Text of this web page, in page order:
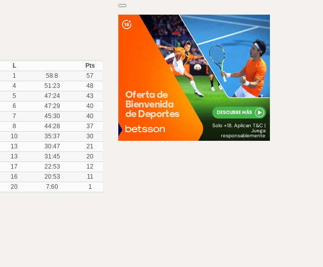
L
Pts
1 58:8
57
4 51:23
48
5 47:24
43
6 47:29
40
7 45:30
40
8 44:28
37
10 35:37
30
13 30:47
21
13 31:45
20
17 22:53
12
16 20:53
11
20 7:60 1